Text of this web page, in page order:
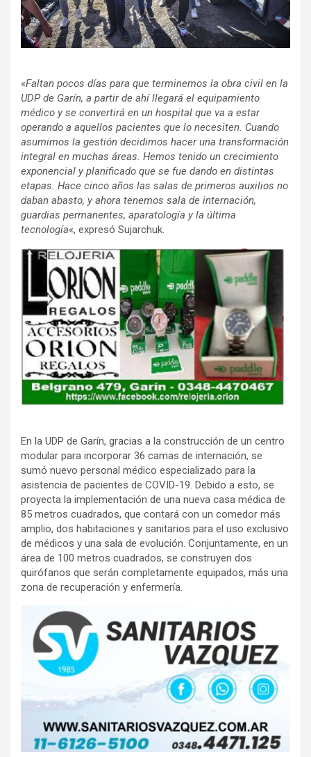
«Faltan pocos días para que terminemos la obra civil en la
UDP de Garín, a partir de ahí llegará el equipamiento
médico y se convertirá en un hospital que va a estar
operando a aquellos pacientes que lo necesiten. Cuando
asumimos la gestión decidimos hacer una transformación
integral en muchas áreas. Hemos tenido un crecimiento
exponencial y planificado que se fue dando en distintas
etapas. Hace cinco años las salas de primeros auxilios no
daban abasto, y ahora tenemos sala de internación,
guardias permanentes, aparatología y la última
tecnología«, expresó Sujarchuk.
En la UDP de Garín, gracias a la construcción de un centro
modular para incorporar 36 camas de internación, se
sumó nuevo personal médico especializado para la
asistencia de pacientes de COVID-19. Debido a esto, se
proyecta la implementación de una nueva casa médica de
85 metros cuadrados, que contará con un comedor más
amplio, dos habitaciones y sanitarios para el uso exclusivo
de médicos y una sala de evolución. Conjuntamente, en un
área de 100 metros cuadrados, se construyen dos
quirófanos que serán completamente equipados, más una
zona de recuperación y enfermería.